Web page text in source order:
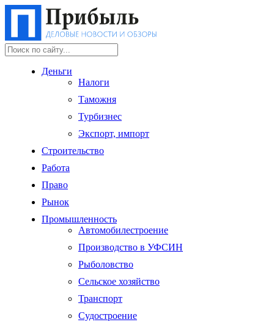
Деньги
Налоги
Таможня
Турбизнес
Экспорт, импорт
Строительство
Работа
Право
Рынок
Промышленность
Автомобилестроение
Производство в УФСИН
Рыболовство
Сельское хозяйство
Транспорт
Судостроение